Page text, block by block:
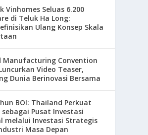
Vinhomes Seluas 6.200
di Teluk Ha Long:
Ulang Konsep Skala
Manufacturing Convention
Video Teaser,
Dunia Berinovasi Bersama
BOI: Thailand Perkuat
sebagai Pusat Investasi
melalui Investasi Strategis
Masa Depan